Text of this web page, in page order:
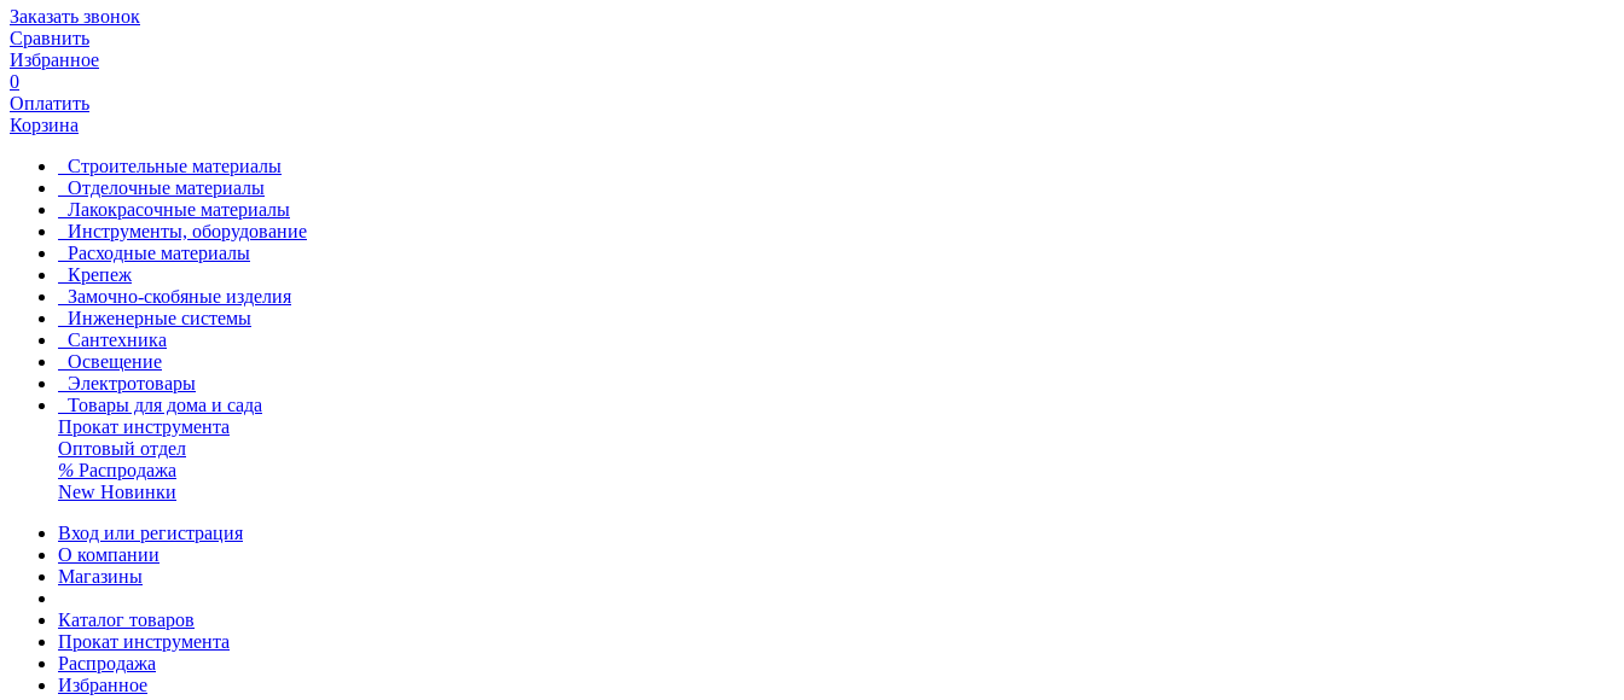
Заказать звонок
Сравнить
Избранное
0
Оплатить
Корзина
Строительные материалы
Отделочные материалы
Лакокрасочные материалы
Инструменты, оборудование
Расходные материалы
Крепеж
Замочно-скобяные изделия
Инженерные системы
Сантехника
Освещение
Электротовары
Товары для дома и сада
Прокат инструмента
Оптовый отдел
% Распродажа
New Новинки
Вход или регистрация
О компании
Магазины
Каталог товаров
Прокат инструмента
Распродажа
Избранное